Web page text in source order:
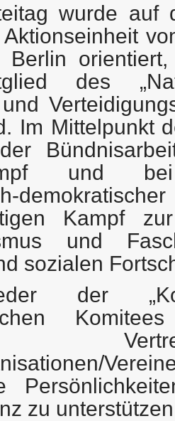
wurde auf
des
und
Im Mittelpunkt
und
Kampf
und
sozialen
der
zu